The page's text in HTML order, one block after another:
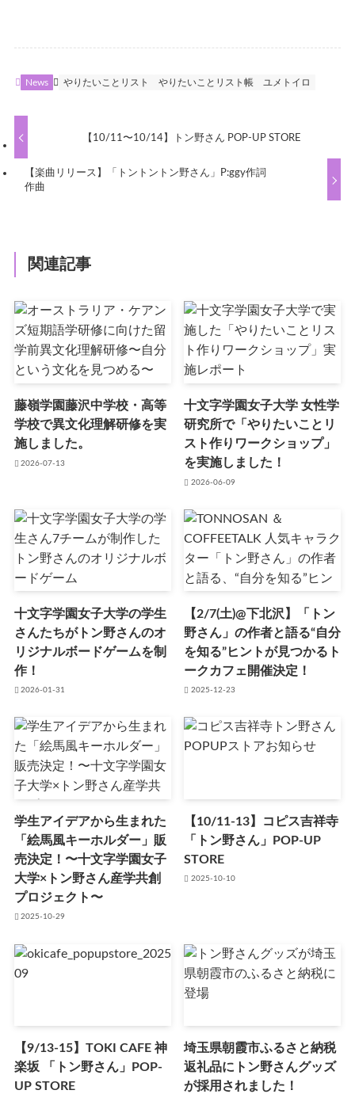
News やりたいことリスト やりたいことリスト帳 ユメトイロ
【10/11〜10/14】トン野さん POP‐UP STORE
【楽曲リリース】「トントントン野さん」P:ggy作詞
作曲
関連記事
藤嶺学園藤沢中学校・高等
学校で異文化理解研修を実
施しました。
2026-07-13
十文字学園女子大学 女性学
研究所で「やりたいことリ
スト作りワークショップ」
を実施しました！
2026-06-09
十文字学園女子大学の学生
さんたちがトン野さんのオ
リジナルボードゲームを制
作！
2026-01-31
【2/7(土)@下北沢】「トン
野さん」の作者と語る“自分
を知る”ヒントが見つかるト
ークカフェ開催決定！
2025-12-23
学生アイデアから生まれた
「絵馬風キーホルダー」販
売決定！〜十文字学園女子
大学×トン野さん産学共創
プロジェクト〜
2025-10-29
【10/11-13】コピス吉祥寺
「トン野さん」POP-UP
STORE
2025-10-10
【9/13-15】TOKI CAFE 神
楽坂 「トン野さん」POP-
UP STORE
埼玉県朝霞市ふるさと納税
返礼品にトン野さんグッズ
が採用されました！